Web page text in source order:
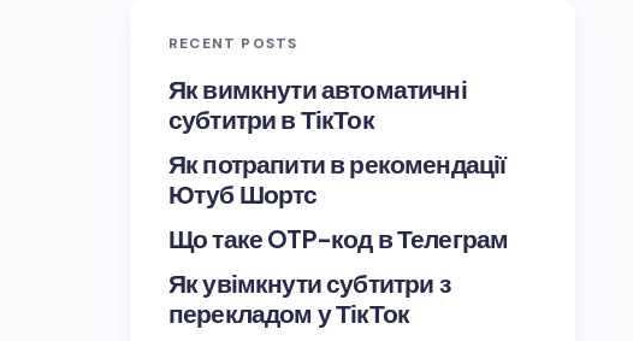
RECENT POSTS
Як вимкнути автоматичні
субтитри в ТікТок
Як потрапити в рекомендації
Ютуб Шортс
Що таке OTP-код в Телеграм
Як увімкнути субтитри з
перекладом у ТікТок